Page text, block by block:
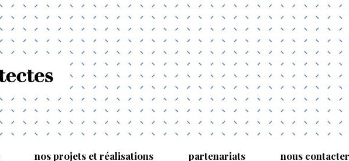
nos projets et réalisations partenariats nous contacter